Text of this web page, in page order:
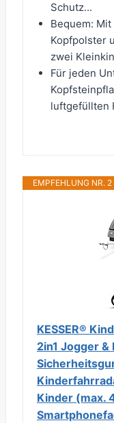
Schutz...
Bequem:
Kopfpolster
zwei
Für jeden
luftgefüllten
EMPFEHLUNG NR. 2
KESSER®
2in1 Jogger
Kinder (max.